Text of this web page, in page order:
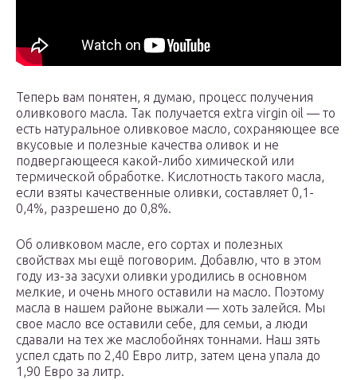
Теперь вам понятен, я думаю, процесс получения
оливкового масла. Так получается extra virgin oil — то
есть натуральное оливковое масло, сохраняющее все
вкусовые и полезные качества оливок и не
подвергающееся какой-либо химической или
термической обработке. Кислотность такого масла,
если взяты качественные оливки, составляет 0,1-
0,4%, разрешено до 0,8%.
Об оливковом масле, его сортах и полезных
свойствах мы ещё поговорим. Добавлю, что в этом
году из-за засухи оливки уродились в основном
мелкие, и очень много оставили на масло. Поэтому
масла в нашем районе выжали — хоть залейся. Мы
свое масло все оставили себе, для семьи, а люди
сдавали на тех же маслобойнях тоннами. Наш зять
успел сдать по 2,40 Евро литр, затем цена упала до
1,90 Евро за литр.